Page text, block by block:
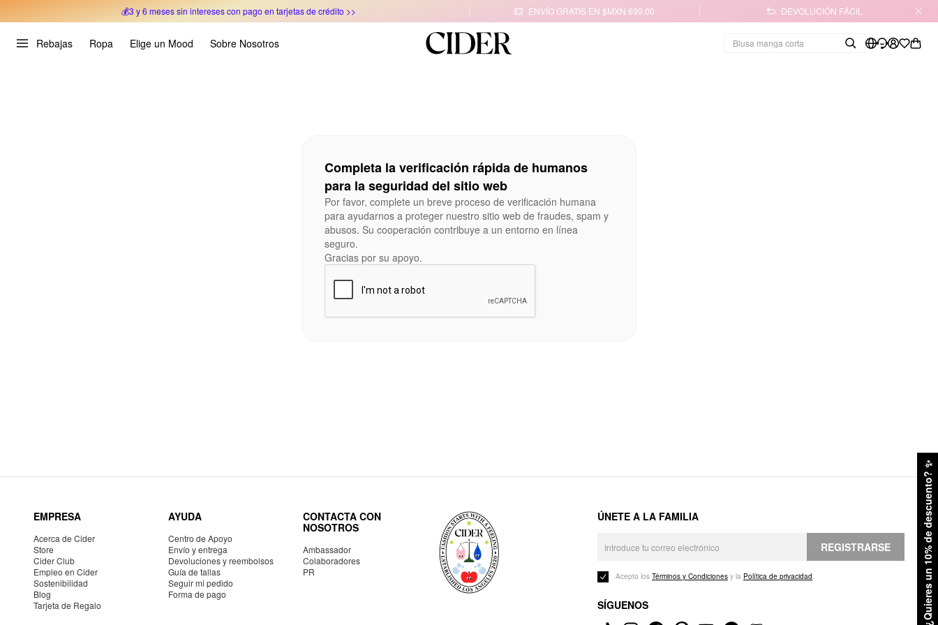
💰3 y 6 meses sin intereses con pago en tarjetas de crédito >>
ENVÍO GRATIS EN $MXN 699.00 DEVOLUCIÓN FÁCIL
Rebajas Ropa Elige un Mood Sobre Nosotros
¿Quieres un 10% de descuento?
✨
Completa la verificación rápida de humanos
para la seguridad del sitio web
Por favor, complete un breve proceso de verificación humana
para ayudarnos a proteger nuestro sitio web de fraudes, spam y
abusos. Su cooperación contribuye a un entorno en línea
seguro.
Gracias por su apoyo.
EMPRESA
Acerca de Cider
Store
Cider Club
Empleo en Cider
Sostenibilidad
Blog
Tarjeta de Regalo
AYUDA
Centro de Apoyo
Envío y entrega
Devoluciones y reembolsos
Guía de tallas
Seguir mi pedido
Forma de pago
CONTACTA CON
NOSOTROS
Ambassador
Colaboradores
PR
ÚNETE A LA FAMILIA
REGISTRARSE
Acepto los Términos y Condiciones y la Política de privacidad.
SÍGUENOS